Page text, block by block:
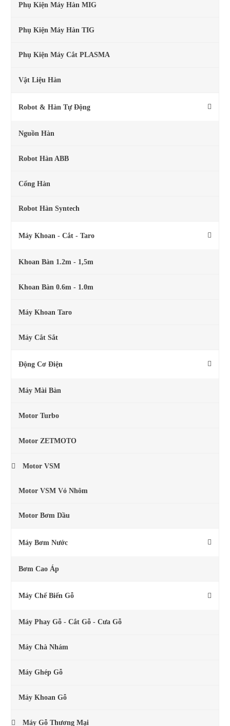
Phụ Kiện Máy Hàn MIG
Phụ Kiện Máy Hàn TIG
Phụ Kiện Máy Cắt PLASMA
Vật Liệu Hàn
Robot & Hàn Tự Động
Nguồn Hàn
Robot Hàn ABB
Cổng Hàn
Robot Hàn Syntech
Máy Khoan - Cắt - Taro
Khoan Bàn 1.2m - 1,5m
Khoan Bàn 0.6m - 1.0m
Máy Khoan Taro
Máy Cắt Sắt
Động Cơ Điện
Máy Mài Bàn
Motor Turbo
Motor ZETMOTO
Motor VSM
Motor VSM Vỏ Nhôm
Motor Bơm Dầu
Máy Bơm Nước
Bơm Cao Áp
Máy Chế Biến Gỗ
Máy Phay Gỗ - Cắt Gỗ - Cưa Gỗ
Máy Chà Nhám
Máy Ghép Gỗ
Máy Khoan Gỗ
Máy Gỗ Thương Mại